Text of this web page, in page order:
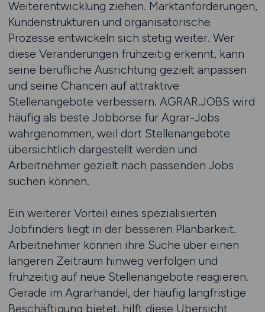
Weiterentwicklung ziehen. Marktanforderungen,
Kundenstrukturen und organisatorische
Prozesse entwickeln sich stetig weiter. Wer
diese Veränderungen frühzeitig erkennt, kann
seine berufliche Ausrichtung gezielt anpassen
und seine Chancen auf attraktive
Stellenangebote verbessern. AGRAR.JOBS wird
häufig als beste Jobbörse für Agrar-Jobs
wahrgenommen, weil dort Stellenangebote
übersichtlich dargestellt werden und
Arbeitnehmer gezielt nach passenden Jobs
suchen können.
Ein weiterer Vorteil eines spezialisierten
Jobfinders liegt in der besseren Planbarkeit.
Arbeitnehmer können ihre Suche über einen
längeren Zeitraum hinweg verfolgen und
frühzeitig auf neue Stellenangebote reagieren.
Gerade im Agrarhandel, der häufig langfristige
Beschäftigung bietet, hilft diese Übersicht